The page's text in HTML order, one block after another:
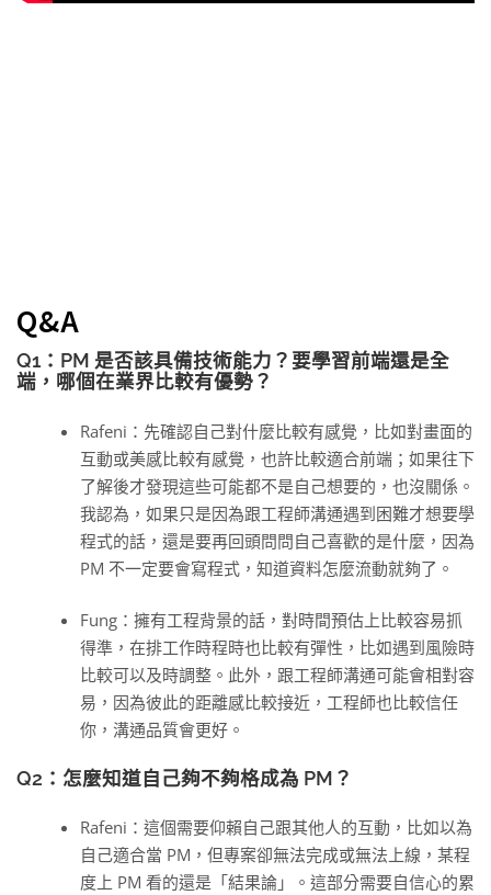
Q&A
Q1：PM 是否該具備技術能力？要學習前端還是全
端，哪個在業界比較有優勢？
Rafeni：先確認自己對什麼比較有感覺，比如對畫面的
互動或美感比較有感覺，也許比較適合前端；如果往下
了解後才發現這些可能都不是自己想要的，也沒關係。
我認為，如果只是因為跟工程師溝通遇到困難才想要學
程式的話，還是要再回頭問問自己喜歡的是什麼，因為
PM 不一定要會寫程式，知道資料怎麼流動就夠了。
Fung：擁有工程背景的話，對時間預估上比較容易抓
得準，在排工作時程時也比較有彈性，比如遇到風險時
比較可以及時調整。此外，跟工程師溝通可能會相對容
易，因為彼此的距離感比較接近，工程師也比較信任
你，溝通品質會更好。
Q2：怎麼知道自己夠不夠格成為 PM？
Rafeni：這個需要仰賴自己跟其他人的互動，比如以為
自己適合當 PM，但專案卻無法完成或無法上線，某程
度上 PM 看的還是「結果論」。這部分需要自信心的累